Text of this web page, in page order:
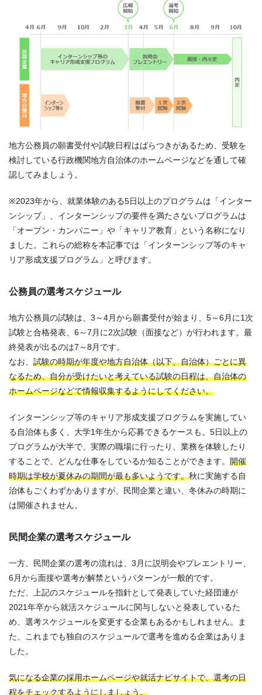
地方公務員の願書受付や試験日程はばらつきがあるため、受験を
検討している行政機関地方自治体のホームページなどを通して確
認してみましょう。
※2023年から、 就業体験のある5日以上のプログラムは 「インター
ンシップ」 、インターンシップの要件を満たさないプログラムは
「オープン ・カンパニー 」 や 「キャリア教育 」 と いう名称になり
ました。 これらの総称を本記事では「インターンシップ等のキャ
リア形成支援プログラム」と呼びます。
公務員の選考スケジュール
地方公務員の試験は、3～4月から願書受付が始まり、5～6月に1次
試験と合格発表、6～7月に2次試験（面接など）が行われます。最
終発表が出るのは7～8月です。
なお、 試験の時期が年度や地方自治体（以下、自治体）ごとに異
なるため、自分が受けたいと考えている試験の日程は、自治体の
ホームページなどで情報収集するようにしてください。
インターンシップ等のキャリア形成支援プログラムを実施してい
る自治体も多く、大学1年生から応募できるケースも。5日以上の
プログラムが大半で、実際の職場に行ったり、業務を体験したり
することで、どんな仕事をしているか知ることができます。 開催
時期は学校が夏休みの期間が最も多いようです。秋に実施する自
治体もごくわずかありますが、民間企業と違い、冬休みの時期に
は開催されません。
民間企業の選考スケジュール
一方、民間企業の選考の流れは、3月に説明会やプレエントリー、
6月から面接や選考が解禁というパターンが一般的です。
ただ、上記のスケジュールを指針として発表していた経団連が
2021年卒から就活スケジュールに関与しないと発表しているた
め、選考スケジュールを変更する企業もあるかもしれません。ま
た、これまでも独自のスケジュールで選考を進める企業はありま
した。
気になる企業の採用ホームページや就活ナビサイトで、選考の日
程をチェックするようにしましょう。